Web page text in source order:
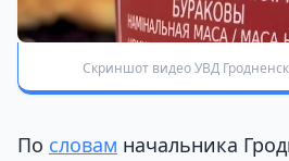
Скриншот видео УВД
По словам начальника